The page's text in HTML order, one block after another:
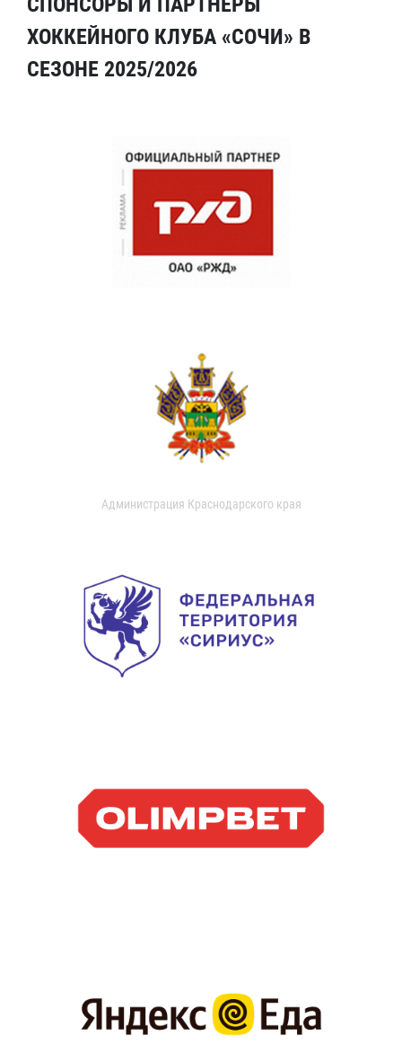
ХОККЕЙНОГО КЛУБА «СОЧИ» В
СЕЗОНЕ 2025/2026
Администрация Краснодарского края